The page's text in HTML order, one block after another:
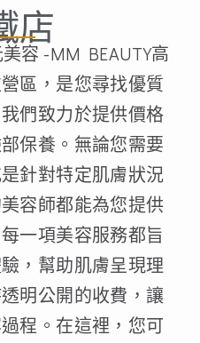
店
容 -MM BEAUTY高
區，是您尋找優質
們致力於提供價格
保養。無論您需要
針對特定肌膚狀況
容師都能為您提供
一項美容服務都旨
，幫助肌膚呈現理
明公開的收費，讓
程。在這裡，您可